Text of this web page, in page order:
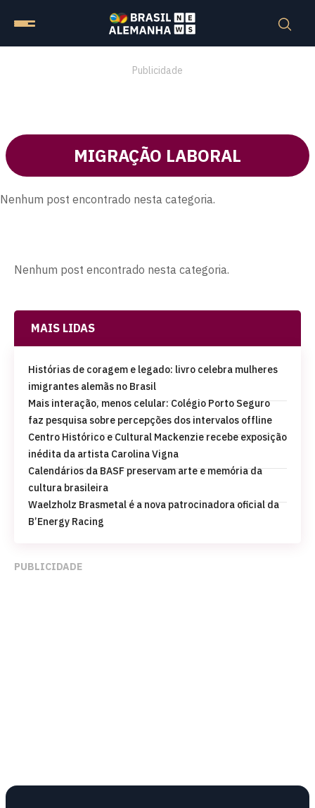
Publicidade
MIGRAÇÃO LABORAL
Nenhum post encontrado nesta categoria.
Nenhum post encontrado nesta categoria.
MAIS LIDAS
Histórias de coragem e legado: livro celebra mulheres
imigrantes alemãs no Brasil
Mais interação, menos celular: Colégio Porto Seguro
faz pesquisa sobre percepções dos intervalos offline
Centro Histórico e Cultural Mackenzie recebe exposição
inédita da artista Carolina Vigna
Calendários da BASF preservam arte e memória da
cultura brasileira
Waelzholz Brasmetal é a nova patrocinadora oficial da
B’Energy Racing
PUBLICIDADE